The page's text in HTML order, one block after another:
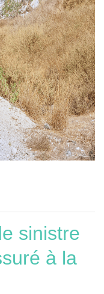
sinistre
à la